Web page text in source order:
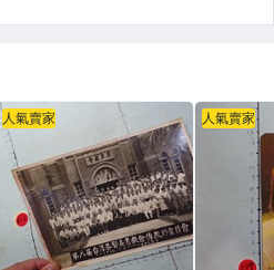
人氣賣家 人氣賣家